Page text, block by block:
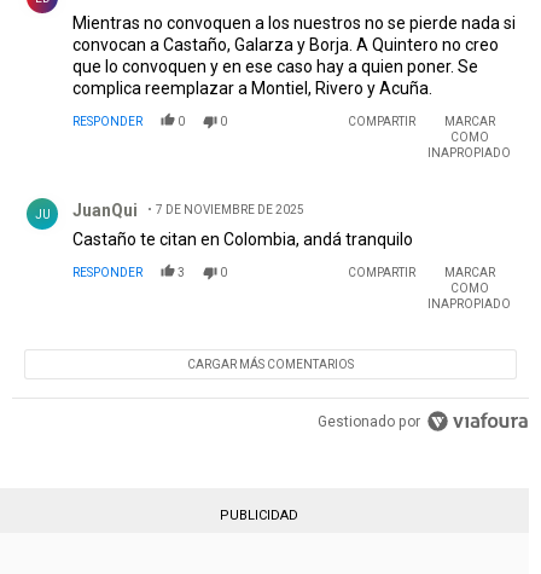
Mientras no convoquen a los nuestros no se pierde nada si
convocan a Castaño, Galarza y Borja. A Quintero no creo
que lo convoquen y en ese caso hay a quien poner. Se
complica reemplazar a Montiel, Rivero y Acuña.
RESPONDER 0 0 COMPARTIR
MARCAR
COMO
INAPROPIADO
JU JuanQui 7 DE NOVIEMBRE DE 2025
Castaño te citan en Colombia, andá tranquilo
RESPONDER 3 0 COMPARTIR
MARCAR
COMO
INAPROPIADO
CARGAR MÁS COMENTARIOS
Gestionado por
PUBLICIDAD